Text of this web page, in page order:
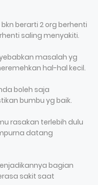
berarti 2 org berhenti
saling menyakiti.
masalah yg
hal-hal kecil.
boleh saja
bumbu yg baik.
rasakan terlebih dulu
datang
bagian
sakit saat